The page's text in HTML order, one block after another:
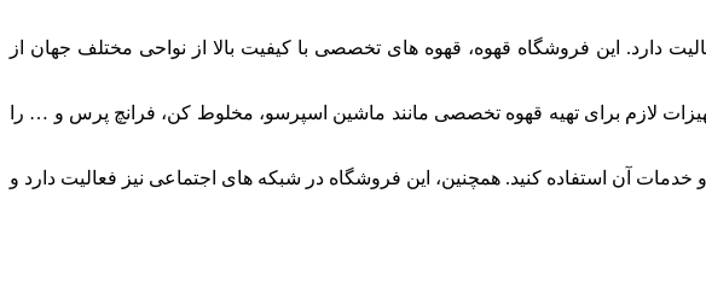
دارد. این فروشگاه قهوه، قهوه های تخصصی با کیفیت بالا از نواحی مختلف جهان از
لازم برای تهیه قهوه تخصصی مانند ماشین اسپرسو، مخلوط کن، فرانچ پرس و … را
خدمات آن استفاده کنید. همچنین، این فروشگاه در شبکه های اجتماعی نیز فعالیت دارد و